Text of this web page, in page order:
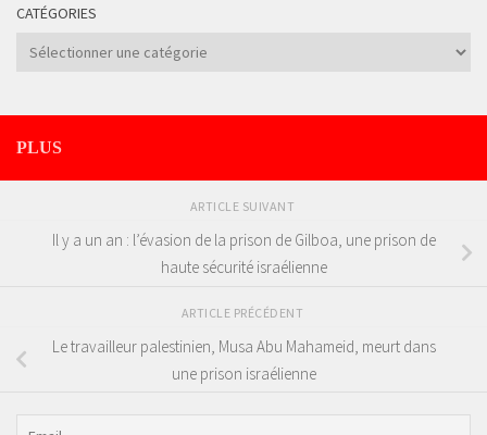
CATÉGORIES
Catégories
PLUS
ARTICLE SUIVANT
Il y a un an : l’évasion de la prison de Gilboa, une prison de
haute sécurité israélienne
ARTICLE PRÉCÉDENT
Le travailleur palestinien, Musa Abu Mahameid, meurt dans
une prison israélienne